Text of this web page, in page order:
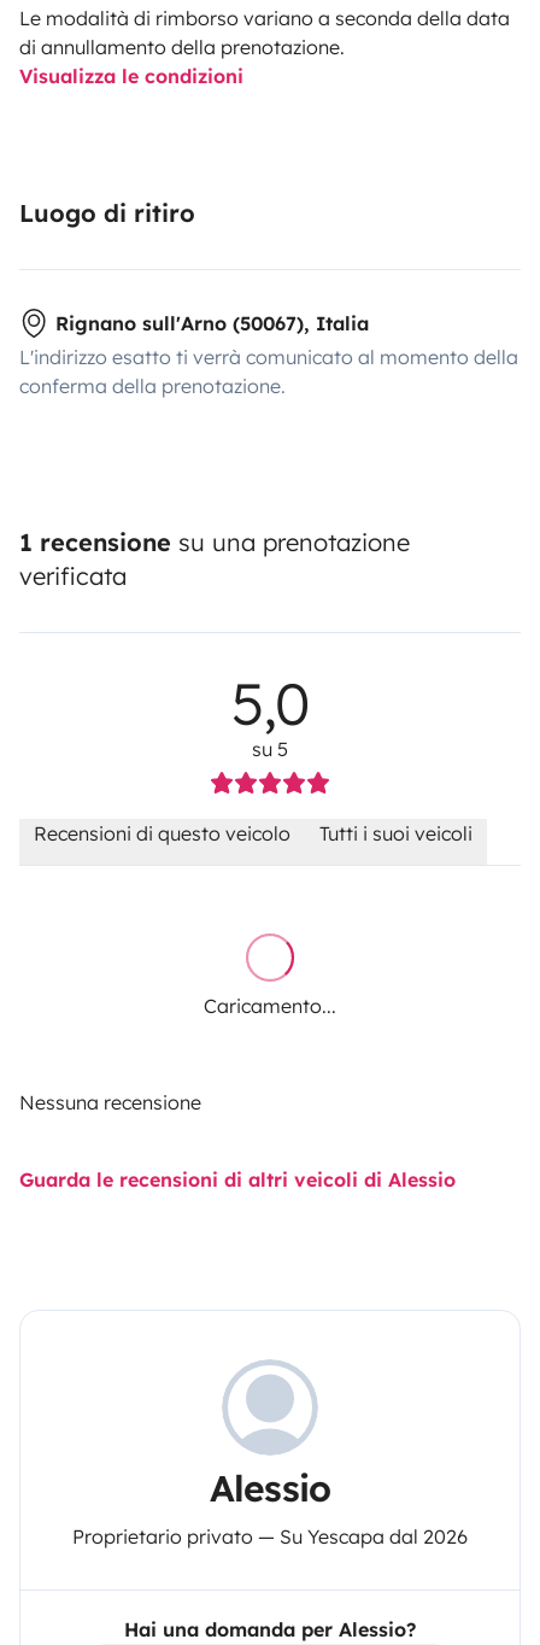
Le modalità di rimborso variano a seconda della data
di annullamento della prenotazione.
Visualizza le condizioni
Luogo di ritiro
Rignano sull'Arno (50067), Italia
L'indirizzo esatto ti verrà comunicato al momento della
conferma della prenotazione.
1 recensione su una prenotazione
verificata
5,0
su 5
Recensioni di questo veicolo Tutti i suoi veicoli
Caricamento...
Nessuna recensione
Guarda le recensioni di altri veicoli di Alessio
Alessio
Proprietario privato — Su Yescapa dal 2026
Hai una domanda per Alessio?